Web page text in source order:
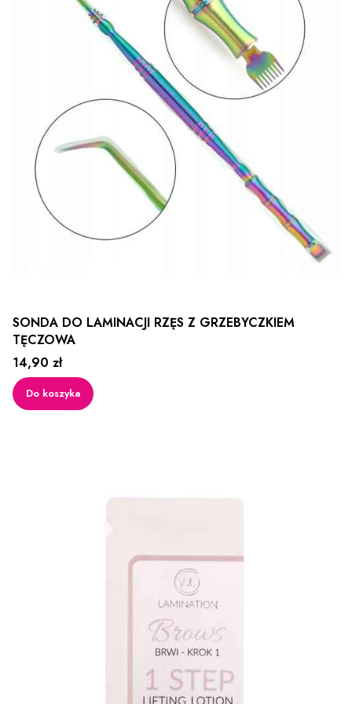
SONDA DO LAMINACJI RZĘS Z GRZEBYCZKIEM
TĘCZOWA
Cena
14,90 zł
Do koszyka